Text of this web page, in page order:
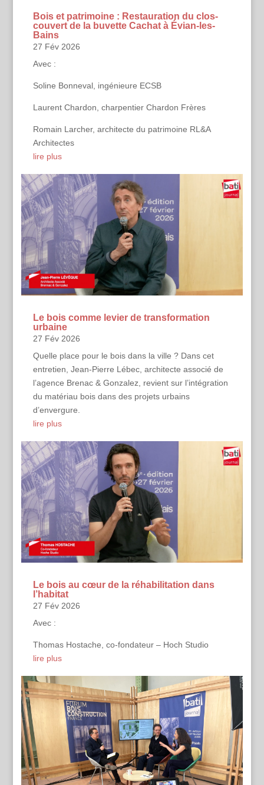
Bois et patrimoine : Restauration du clos-
couvert de la buvette Cachat à Évian-les-
Bains
27 Fév 2026
Avec :
Soline Bonneval, ingénieure ECSB
Laurent Chardon, charpentier Chardon Frères
Romain Larcher, architecte du patrimoine RL&A
Architectes
lire plus
Le bois comme levier de transformation
urbaine
27 Fév 2026
Quelle place pour le bois dans la ville ? Dans cet
entretien, Jean-Pierre Lébec, architecte associé de
l’agence Brenac & Gonzalez, revient sur l’intégration
du matériau bois dans des projets urbains
d’envergure.
lire plus
Le bois au cœur de la réhabilitation dans
l’habitat
27 Fév 2026
Avec :
Thomas Hostache, co-fondateur – Hoch Studio
lire plus